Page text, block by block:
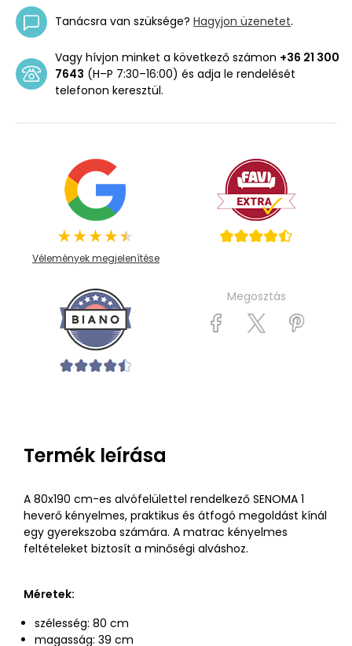
Tanácsra van szüksége? Hagyjon üzenetet.
Vagy hívjon minket a következő számon +36 21 300
7643 (H–P 7:30–16:00) és adja le rendelését
telefonon keresztül.
Vélemények megjelenítése
Megosztás
Termék leírása
A 80x190 cm-es alvófelülettel rendelkező SENOMA 1
heverő kényelmes, praktikus és átfogó megoldást kínál
egy gyerekszoba számára. A matrac kényelmes
feltételeket biztosít a minőségi alváshoz.
Méretek:
szélesség: 80 cm
magasság: 39 cm